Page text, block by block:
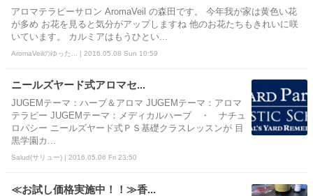
アロマテラピーサロン AromaVeil の森田です。 今年我が家は黄色い花
が多め お花を見ると気分がアップしますね 他のお花たちもきれいに咲
いています。 カルミアはもうひとい...
AromaVeilのゆった... | 2016.05.08 Sun 10:59
ニールズヤード式アロマセ...
JUGEMテーマ：ハーブ＆アロマ JUGEMテーマ：アロマ
テラピー JUGEMテーマ：メディカルハーブ ・ ナチュ
ロパシー ニールズヤード式ＰＳ基礎クラスレッスンが 目
黒学園カ...
Salud(サリュー) | 2016.05.06 Fri 23:50
≪お試し価格実施中！！≫香...